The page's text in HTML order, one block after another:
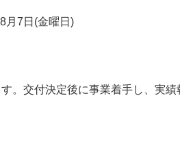
月7日(金曜日)
。交付決定後に事業着手し、実績